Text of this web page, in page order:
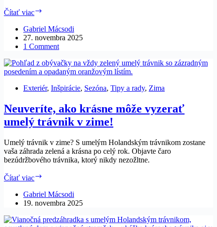
Čítať viac
prečo
sa
lacný
trávnik
neoplatí
Gabriel Mácsodi
27. novembra 2025
1 Comment
Exteriér, Inšpirácie, Sezóna, Tipy a rady, Zima
Neuveríte, ako krásne môže vyzerať
umelý trávnik v zime!
Umelý trávnik v zime? S umelým Holandským trávnikom zostane
vaša záhrada zelená a krásna po celý rok. Objavte čaro
bezúdržbového trávnika, ktorý nikdy nezožltne.
Čítať viac
krásne
môže
umelý
Gabriel Mácsodi
19. novembra 2025